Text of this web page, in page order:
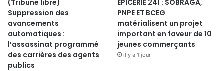
(Tribune libre)
Suppression des
avancements
automatiques :
l’assassinat programmé
des carrières des agents
publics
ÉPICERIE 241 : SOBRAGA,
PNPE ET BCEG
matérialisent un projet
important en faveur de 10
jeunes commerçants
il y a 1 jour